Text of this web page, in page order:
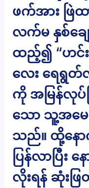
ဖက်အား ဖြဲထ
လက်မ နှစ်ချ
ထည့်၍ “ဟင်
လေး ရေရွ
ကို အမြန်လုပ်ပ
သော သူ့အမ
သည်။ ထို့နေ
ပြန်လာပြီး
လိုးရန် ဆုံး